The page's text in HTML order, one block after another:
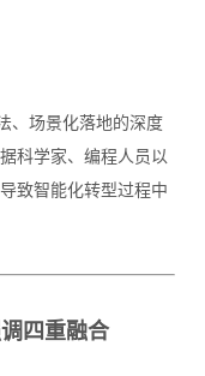
、场景化落地的深度
科学家、编程人员以
致智能化转型过程中
四重融合